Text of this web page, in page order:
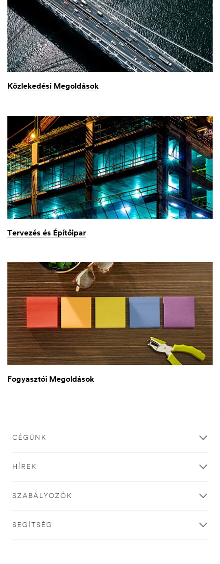
Közlekedési Megoldások
Tervezés és Építőipar
Fogyasztói Megoldások
CÉGÜNK
HÍREK
SZABÁLYOZÓK
SEGÍTSÉG